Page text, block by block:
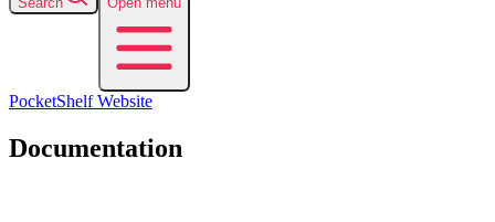
PocketShelfWebsite
Documentation